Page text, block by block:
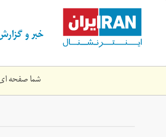
content خبر و
شما صفحه ای